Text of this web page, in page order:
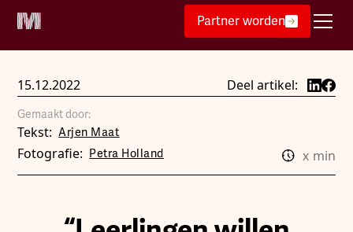
Partner worden
15.12.2022 Deel artikel:
Gemaakt door:
Tekst: Arjen Maat
Fotografie: Petra Holland x min